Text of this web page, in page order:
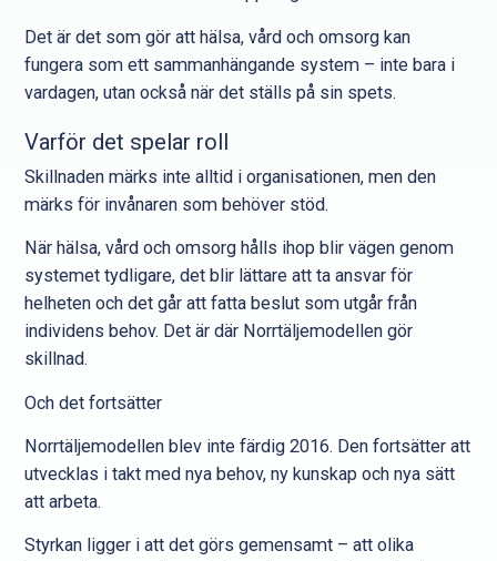
Det är det som gör att hälsa, vård och omsorg kan
fungera som ett sammanhängande system – inte bara i
vardagen, utan också när det ställs på sin spets.
Varför det spelar roll
Skillnaden märks inte alltid i organisationen, men den
märks för invånaren som behöver stöd.
När hälsa, vård och omsorg hålls ihop blir vägen genom
systemet tydligare, det blir lättare att ta ansvar för
helheten och det går att fatta beslut som utgår från
individens behov. Det är där Norrtäljemodellen gör
skillnad.
Och det fortsätter
Norrtäljemodellen blev inte färdig 2016. Den fortsätter att
utvecklas i takt med nya behov, ny kunskap och nya sätt
att arbeta.
Styrkan ligger i att det görs gemensamt – att olika